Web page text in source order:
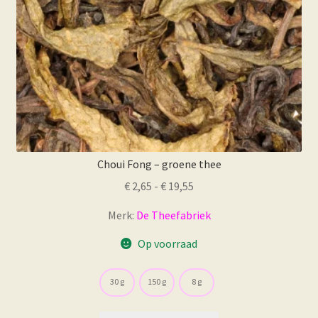
de
productpagina
Choui Fong – groene thee
€ 2,65 - € 19,55
tot
€ 19,55
Merk: De Theefabriek
Op voorraad
30 g 150 g 8 g